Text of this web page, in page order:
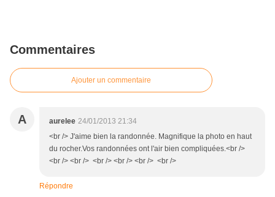
Commentaires
Ajouter un commentaire
A aurelee 24/01/2013 21:34
<br /> J'aime bien la randonnée. Magnifique la photo en haut
du rocher.Vos randonnées ont l'air bien compliquées.<br />
<br /> <br /> <br /> <br /> <br /> <br />
Répondre